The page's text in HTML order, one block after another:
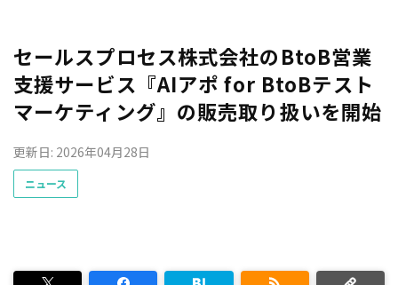
セールスプロセス株式会社のBtoB営業
支援サービス『AIアポ for BtoBテスト
マーケティング』の販売取り扱いを開始
更新日: 2026年04月28日
ニュース